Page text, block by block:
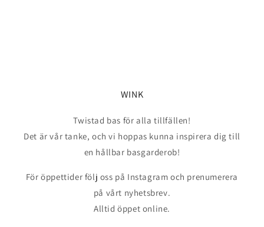
WINK
Twistad bas för alla tillfällen!
Det är vår tanke, och vi hoppas kunna inspirera dig till
en hållbar basgarderob!
För öppettider följ oss på Instagram och prenumerera
på vårt nyhetsbrev.
Alltid öppet online.